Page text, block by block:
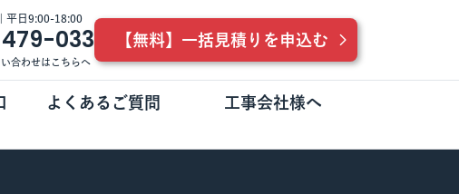
平日9:00-18:00
033
合わせはこちらへ
【無料】一括見積りを申込む
よくあるご質問 工事会社様へ